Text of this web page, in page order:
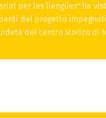
per les llengües" ha
del progetto
del centro storico di